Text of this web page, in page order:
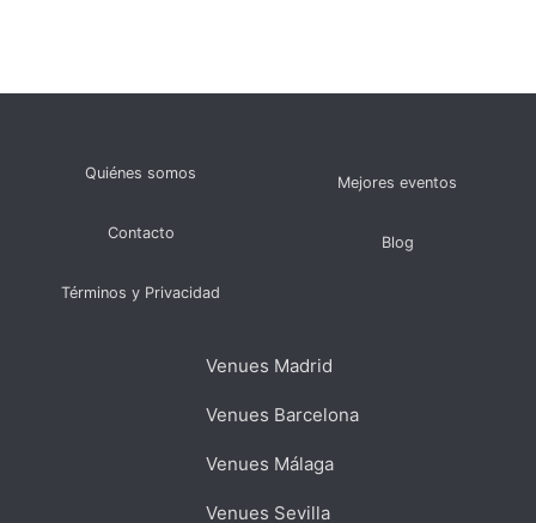
Venues Madrid
Venues Barcelona
Venues Málaga
Venues Sevilla
Quiénes somos
Contacto
Términos y Privacidad
Mejores eventos
Blog